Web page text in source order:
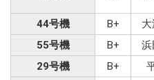
44号機
B+
55号機
B+ 浜
29号機
B+